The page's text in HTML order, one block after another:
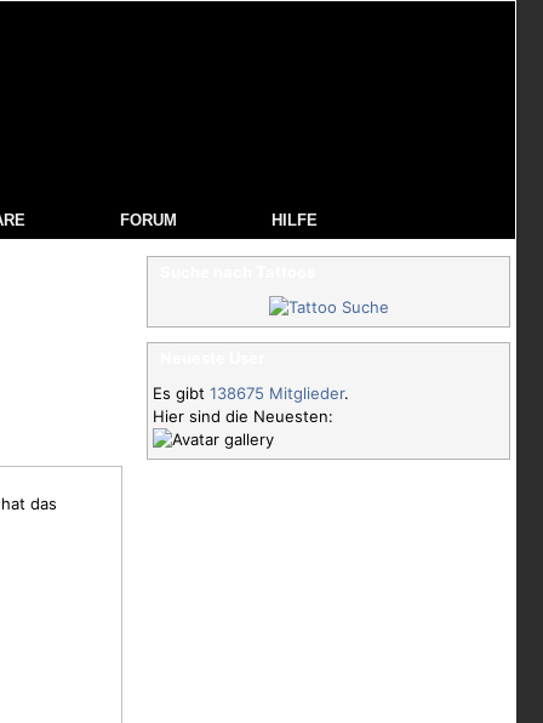
FORUM HILFE
das
Es gibt 138675 Mitglieder.
Hier sind die Neuesten: